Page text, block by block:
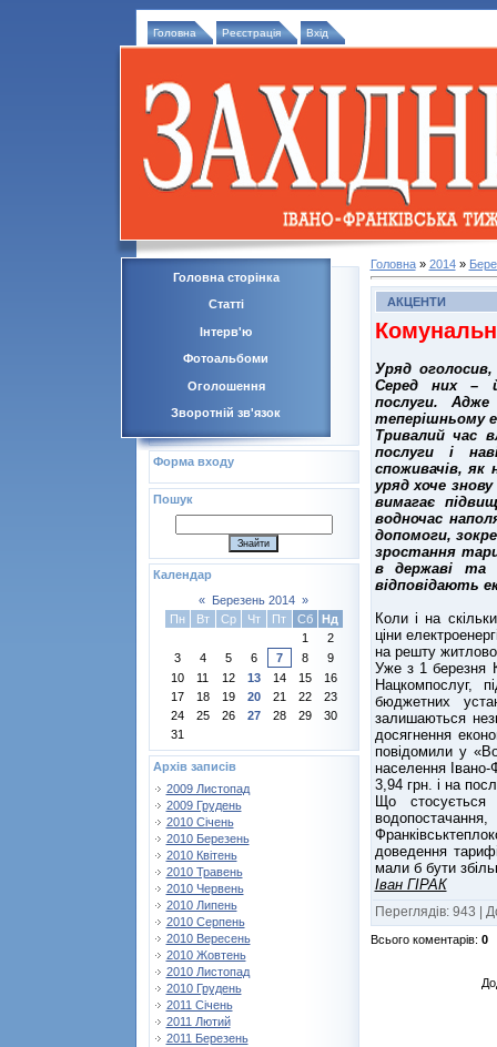
Головна Реєстрація Вхід
Головна сторінка
Статті
Інтерв'ю
Фотоальбоми
Оголошення
Зворотній зв'язок
Форма входу
Пошук
Календар
« Березень 2014 »
Пн
Вт Ср Чт Пт Сб
Нд
1
2
3
4 5 6 7 8
9
10
11 12 13 14 15
16
17
18 19 20 21 22
23
24
25 26 27 28 29
30
31
Архів записів
2009 Листопад
2009 Грудень
2010 Січень
2010 Березень
2010 Квітень
2010 Травень
2010 Червень
2010 Липень
2010 Серпень
2010 Вересень
2010 Жовтень
2010 Листопад
2010 Грудень
2011 Січень
2011 Лютий
2011 Березень
Головна» 2014 »
АКЦЕНТИ
Уряд
Серед них –
послуги.
теперішньому
Тривалий час
послуги і
споживачів,
уряд хоче
вимагає
водночас
допомоги,
зростання
в державі та
відповідають
Коли і на
ціни
на решту
Уже з 1 березня
Нацкомпослуг,
бюджетних
залишаються
досягнення
повідомили у
населення
3,94 грн. і на
Що стосується
доведення
мали б бути
Іван ГІРАК
Переглядів: 943 |
Всього коментарів: 0